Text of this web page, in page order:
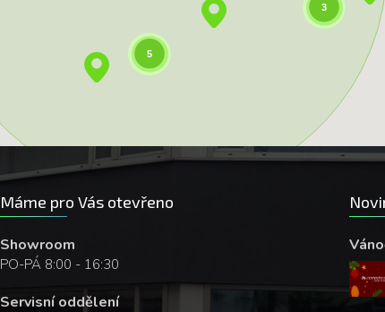
5
3
Máme pro Vás otevřeno
Showroom
PO-PÁ 8:00 - 16:30
Servisní oddělení